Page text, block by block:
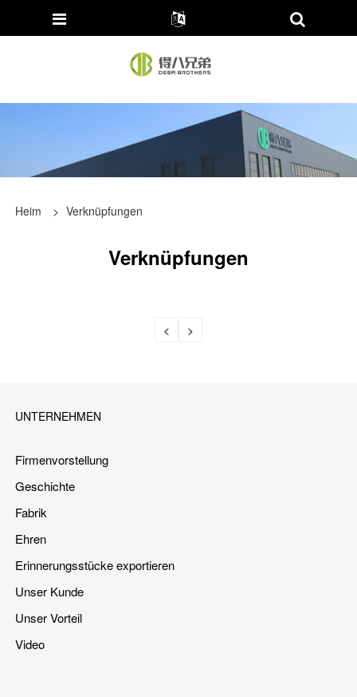
Heim > Verknüpfungen
Verknüpfungen
< >
UNTERNEHMEN
Firmenvorstellung
Geschichte
Fabrik
Ehren
Erinnerungsstücke exportieren
Unser Kunde
Unser Vorteil
Video